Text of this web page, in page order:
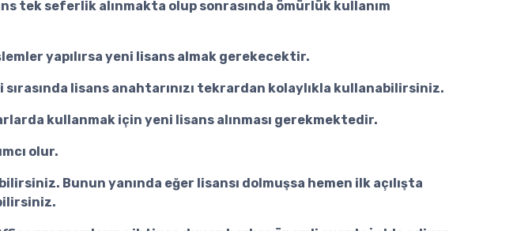
tek seferlik alınmakta olup sonrasında ömürlük kullanım
yapılırsa yeni lisans almak gerekecektir.
lisans anahtarınızı tekrardan kolaylıkla kullanabilirsiniz.
kullanmak için yeni lisans alınması gerekmektedir.
olur.
Bunun yanında eğer lisansı dolmuşsa hemen ilk açılışta